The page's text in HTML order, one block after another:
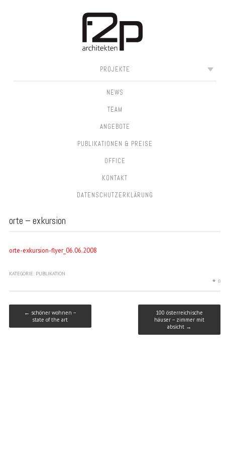
MAIN MENUPROJEKTE
NEWS
TEAM
ANGEBOTE
PUBLIKATIONEN & PREISE
OFFICE
KONTAKT
DATEN­SCHUTZ­ERKLÄRUNG
orte – exkursion
orte-exkursion-flyer_06.06.2008
KATEGORIE: PUBLIKATION
0
Post navigation
← schöner wohnen –
state of the art
100 österreichische
häuser – zimmer mit
absicht →